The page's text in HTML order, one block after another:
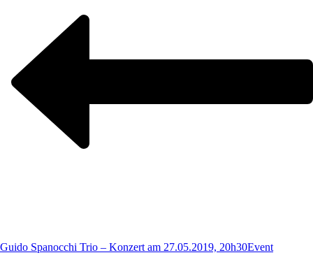
Guido Spanocchi Trio – Konzert am 27.05.2019, 20h30Event